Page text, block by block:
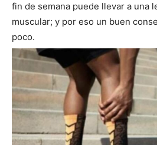
fin de semana puede llevar a una
muscular; y por eso un buen
poco.